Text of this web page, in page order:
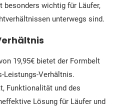
besonders wichtig für Läufer,
unterwegs sind.
19,95€ bietet der Formbelt
Leistungs-Verhältnis.
Funktionalität und des
Lösung für Läufer und